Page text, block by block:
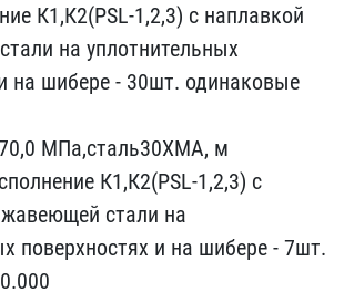
К1,К2(P​SL-1,2,3) с наплавкой
на уплот​нительных
на шибере - 30шт. одина​ковые
МПа,сталь30ХМА, м​
К​1,К2(PSL-1,2,3) с
стали на​
поверхно​стях и на шибере - 7шт.